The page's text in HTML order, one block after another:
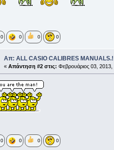
0 0 0 0
Απ: ALL CASIO CALIBRES
« Απάντηση #2 στις: Φεβρουάριος 03,
0 0 0 0